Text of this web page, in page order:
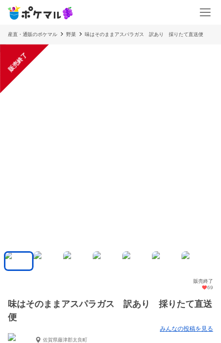
産直・通販のポケマル 野菜 味はそのままアスパラガス 訳あり 採りたて直送便
販売終了
販売終了
69
味はそのままアスパラガス 訳あり 採りたて直送
便
みんなの投稿を見る
佐賀県藤津郡太良町